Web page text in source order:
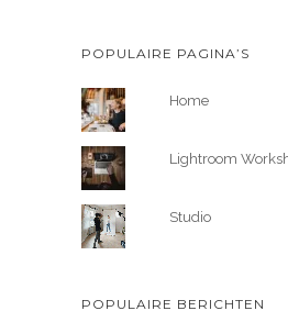
POPULAIRE PAGINA’S
Home
Lightroom
Studio
POPULAIRE BERICHTEN